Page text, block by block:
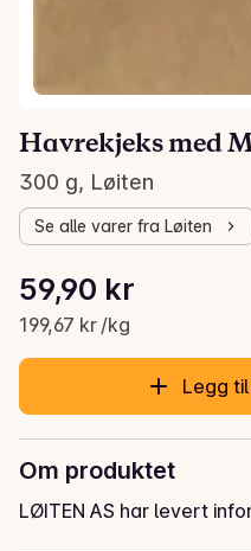
Havrekjeks med
300 g, Løiten
Se alle varer fra Løiten
Gjeldende pris er: 59,90 kr
59,90 kr
199,67 kr /kg
Stykkpris: 199,67 kr /kg
Legg
Om produktet
LØITEN AS har levert